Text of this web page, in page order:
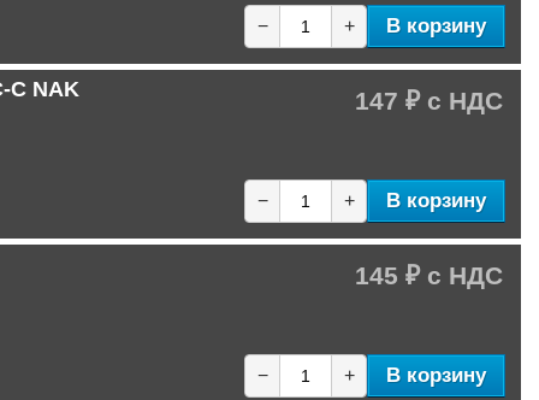
− + В корзину
C NAK 147 ₽
− + В корзину
145 ₽
− + В корзину